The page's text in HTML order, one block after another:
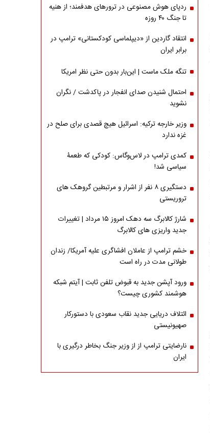
ردپای هوش مصنوعی در ترورهای هدفمند؛ از هنیه
تا جنگ ۴۰ روزه
انتقاد گاردین از «دیپلماسی کودکستانی» ترامپ در
برابر ایران
تنگه ملک ماست | این‌بار بدون حتی نظر امریکا
احتمال شنیدن صدای انفجار در پاکدشت / نگران
نشوید
وزیر خارجه ترکیه: اسرائیل هیچ قصدی برای صلح در
غزه ندارد
کمدی ترامپ در لاس‌وگاس: کودکی که طعمۀ
سیاسی شد!
دستگیری ۸ نفر از اشرار و مرتبطین گروهک های
تروریستی
شارژ کالابرگ سه دهک امروز ۱۵ مرداد | تغییرات
جدید واریزی های کالابرگ
خشم ترامپ از عاملان افشاگری‌ علیه آمریکا/ زندان
طولانی مدت در راه است
ورود آپشن جدید به قبوض تلفن ثابت | آیتم شبکه
هوشمند کشوری چیست؟
ائتلاف دریایی جدید نقاب سعودی با دستورکار
صهیونیستی
نارضایتی ترامپ از از وزیر جنگ بخاطر درگیری با
ایران